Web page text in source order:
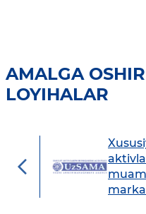
AMALGA
LOYIHALAR